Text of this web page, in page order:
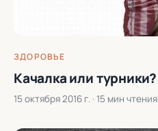
ЗДОРОВЬЕ
Качалка или турники?
15 октября 2016 г. · 15 мин чтения